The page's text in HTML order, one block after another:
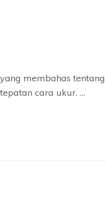
membahas tentang
cara ukur. …